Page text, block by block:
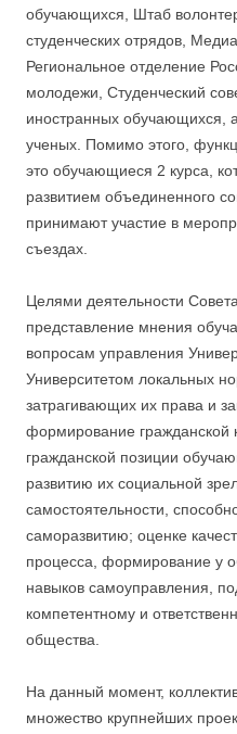
обучающихся, Штаб
студенческих отрядов,
Региональное отделение
молодежи, Студенческий
иностранных обучающихся,
ученых. Помимо этого,
это обучающиеся 2 курса,
развитием объединенного
принимают участие в
съездах.
Целями деятельности
представление мнения
вопросам управления
Университетом локальных
затрагивающих их права и
формирование гражданской
гражданской позиции
развитию их социальной
самостоятельности,
саморазвитию; оценке
процесса, формирование у
навыков самоуправления,
компетентному и
общества.
На данный момент,
множество крупнейших